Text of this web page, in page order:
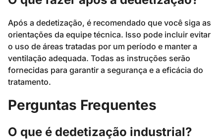
Após a dedetização, é recomendado que você siga as
orientações da equipe técnica. Isso pode incluir evitar
o uso de áreas tratadas por um período e manter a
ventilação adequada. Todas as instruções serão
fornecidas para garantir a segurança e a eficácia do
tratamento.
Perguntas Frequentes
O que é dedetização industrial?